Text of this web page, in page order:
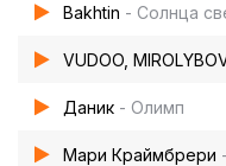
Bakhtin - Солнца
VUDOO,
Даник - Олимп
Мари Краймбрери